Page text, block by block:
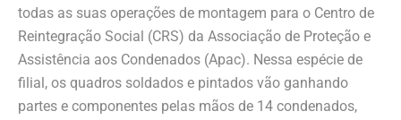
todas as suas operações de montagem para o Centro de
Reintegração Social (CRS) da Associação de Proteção e
Assistência aos Condenados (Apac). Nessa espécie de
filial, os quadros soldados e pintados vão ganhando
partes e componentes pelas mãos de 14 condenados,